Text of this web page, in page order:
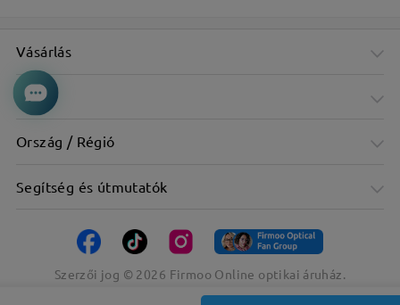
Vásárlás
Cég
Ország / Régió
Segítség és útmutatók
Szerzői jog © 2026 Firmoo Online optikai áruház.